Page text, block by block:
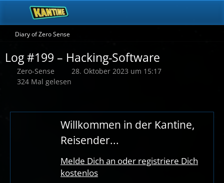
Diary of Zero Sense
Log #199 – Hacking-Software
Zero-Sense
28. Oktober 2023 um 15:17
324 Mal gelesen
Willkommen in der Kantine,
Reisender...
Melde Dich an oder registriere Dich
kostenlos